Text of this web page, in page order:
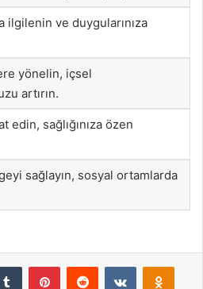
ilgilenin ve duygularınıza
yönelin, içsel
artırın.
edin, sağlığınıza özen
sağlayın, sosyal ortamlarda
Tumblr PinterestReddit VKontakte